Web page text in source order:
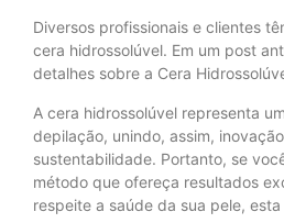
Diversos profissionais e clientes
cera hidrossolúvel. Em um post
detalhes sobre a Cera
A cera hidrossolúvel representa
depilação, unindo, assim,
sustentabilidade. Portanto, se
método que ofereça resultados
respeite a saúde da sua pele,